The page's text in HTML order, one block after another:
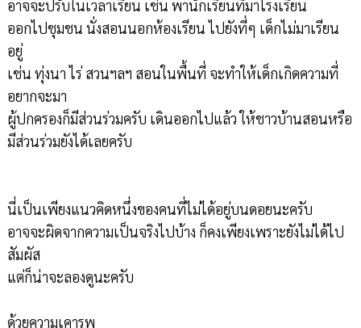
อาจจะปรับในเวลาเรียน เช่น พานักเรียนที่มาโรงเรียน
ออกไปชุมชน นั่งสอนนอกห้องเรียน ไปยังที่ๆ เด็กไม่มาเรียน
อยู่
เช่น ทุ่งนา ไร่ สวนฯลฯ สอนในพื้นที่ จะทำให้เด็กเกิดความที่
อยากจะมา
ผู้ปกครองก็มีส่วนร่วมครับ เดินออกไปแล้ว ให้ชาวบ้านสอนหรือ
มีส่วนร่วมยังได้เลยครับ
นี่เป็นเพียงแนวคิดหนึ่งของคนที่ไม่ได้อยู่บนดอยนะครับ
อาจจะผิดจากความเป็นจริงไปบ้าง ก็คงเพียงเพราะยังไม่ได้ไป
สัมผัส
แต่ก็น่าจะลองดูนะครับ
ด้วยความเคารพ